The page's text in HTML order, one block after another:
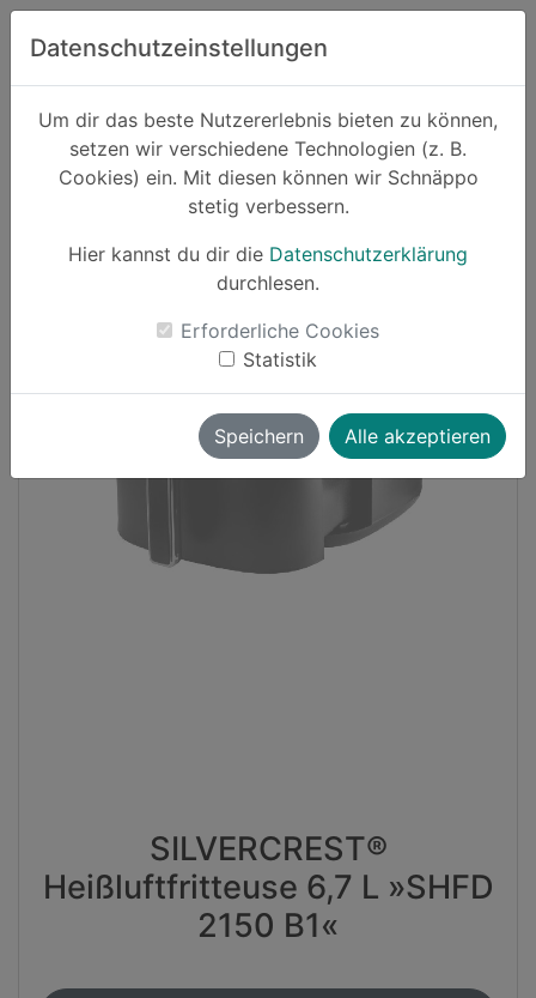
Zum Hauptinhalt springen
Datenschutzeinstellungen
Um dir das beste Nutzererlebnis bieten zu können,
setzen wir verschiedene Technologien (z. B.
Cookies) ein. Mit diesen können wir Schnäppo
stetig verbessern.
Hier kannst du dir die Datenschutzerklärung
durchlesen.
Erforderliche Cookies
Statistik
Speichern Alle akzeptieren
Suchen
Schnäppchen Haushalt und Garten
Cashback
SILVERCREST®
Heißluftfritteuse 6,7 L »SHFD
2150 B1«